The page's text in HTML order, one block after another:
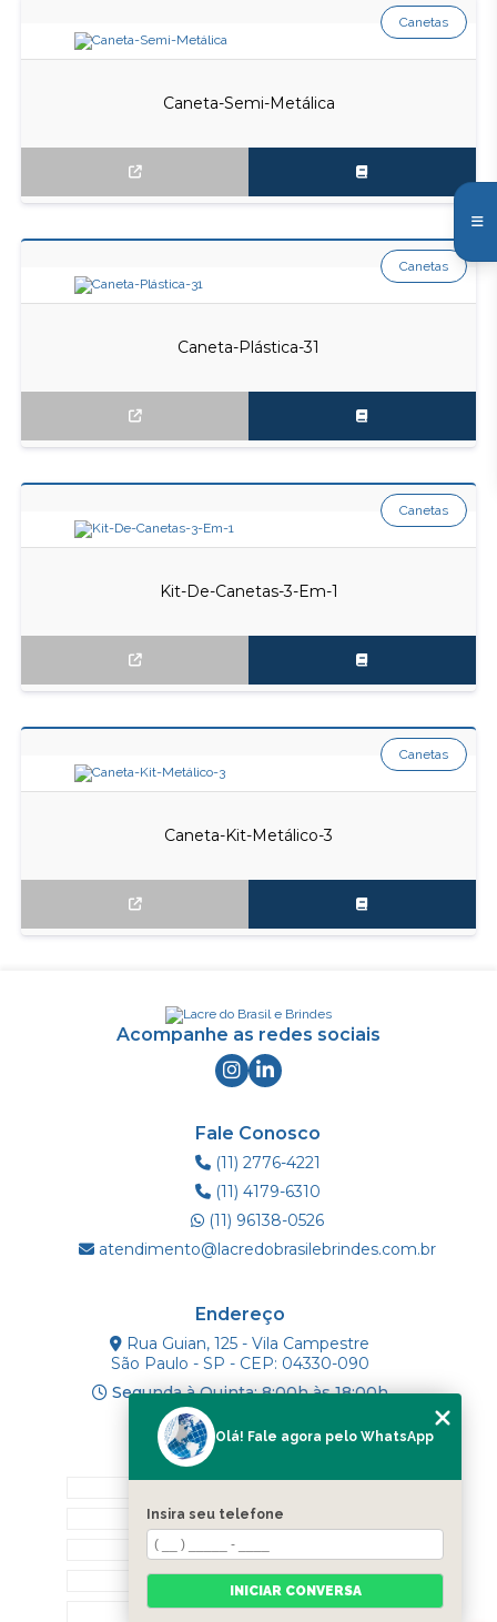
Caneta-Semi-Metálica
Canetas
Caneta-Plástica-31
Canetas
Kit-De-Canetas-3-Em-1
Canetas
Caneta-Kit-Metálico-3
Canetas
Acompanhe as redes sociais
Fale Conosco
(11) 2776-4221
(11) 4179-6310
(11) 96138-0526
atendimento@lacredobrasilebrindes.com.br
Endereço
Rua Guian, 125 - Vila Campestre
São Paulo - SP - CEP: 04330-090
Segunda à Quinta: 8:00h às 18:00h
Mapa do Site
SOBRE NÓS
PRODUTOS
BLOG
CONTATO
Olá! Fale agora pelo WhatsApp
Insira seu telefone
INICIAR CONVERSA